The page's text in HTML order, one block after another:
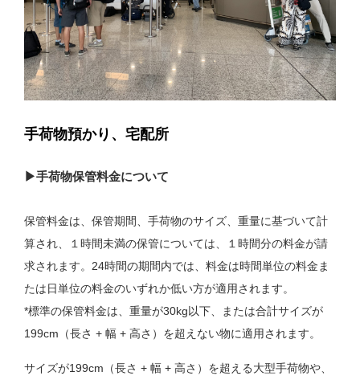
手荷物預かり、宅配所
▶︎手荷物保管料金について
保管料金は、保管期間、手荷物のサイズ、重量に基づいて計
算され、１時間未満の保管については、１時間分の料金が請
求されます。24時間の期間内では、料金は時間単位の料金ま
たは日単位の料金のいずれか低い方が適用されます。
*標準の保管料金は、重量が30kg以下、または合計サイズが
199cm（長さ + 幅 + 高さ）を超えない物に適用されます。
サイズが199cm（長さ + 幅 + 高さ）を超える大型手荷物や、